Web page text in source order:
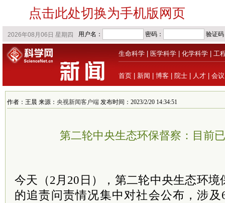
点击此处切换为手机版网页
生命科学 医学科学 化学科学 工
首页 新闻 博客 院士 人才 会议
作者：王晨 来源： 央视新闻客户端 发布时间：2023/2/20 14:34:51
第二轮中央生态环保督察：目前
今天（2月20日），第二轮中央生态环
的追责问责情况集中对社会公布，涉